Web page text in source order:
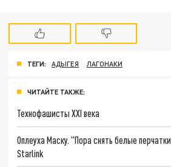
ТЕГИ: АДЫГЕЯ ЛАГОНАКИ
ЧИТАЙТЕ ТАКЖЕ:
Технофашисты XXI века
Оплеуха Маску. "Пора снять белые
Starlink